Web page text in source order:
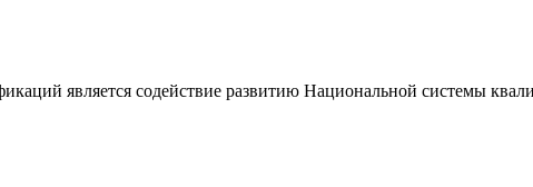
является содействие развитию Национальной системы